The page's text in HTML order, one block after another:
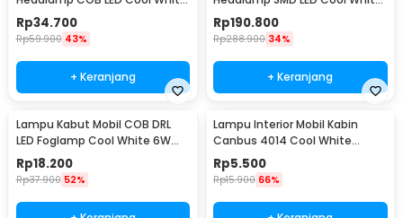
36W 2 PCS - C6
Rp34.700
Rp59.900 43%
+ Keranjang
40W 2 PCS - T1
Rp190.800
Rp288.900 34%
+ Keranjang
Lampu Kabut Mobil COB DRL
LED Foglamp Cool White 6W
12V 190mm - MA357
Rp18.200
Rp37.900 52%
Lampu Interior Mobil Kabin
Canbus 4014 Cool White
31mm 12SMD LED
Rp5.500
Rp15.900 66%